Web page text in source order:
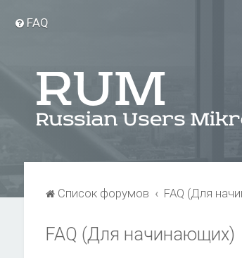
FAQ
Список форумов FAQ (Для
FAQ (Для начинающих)